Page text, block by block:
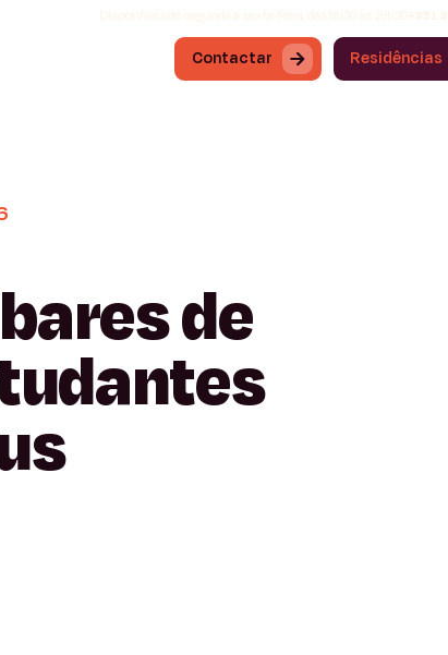
Disponíveis de segunda a sexta-feira, das 8h30 às 19h30+351
Contactar Residências
baresde